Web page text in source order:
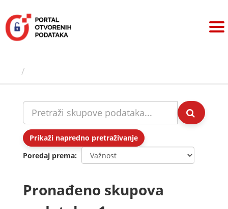
sadržaj
Prikaži napredno pretraživanje
Poredaj prema
Pronađeno skupova